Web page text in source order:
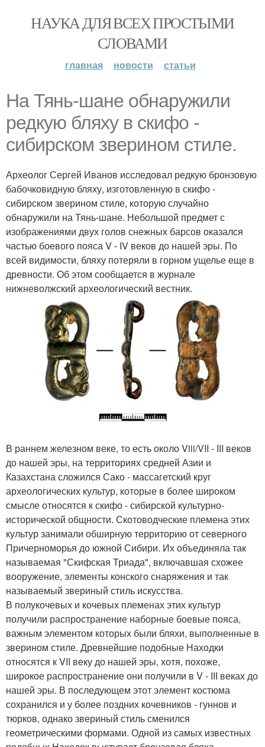
НАУКА ДЛЯ ВСЕХ ПРОСТЫМИ
СЛОВАМИ
главная новости статьи
На Тянь-шане обнаружили
редкую бляху в скифо -
сибирском зверином стиле.
Археолог Сергей Иванов исследовал редкую бронзовую
бабочковидную бляху, изготовленную в скифо -
сибирском зверином стиле, которую случайно
обнаружили на Тянь-шане. Небольшой предмет с
изображениями двух голов снежных барсов оказался
частью боевого пояса V - IV веков до нашей эры. По
всей видимости, бляху потеряли в горном ущелье еще в
древности. Об этом сообщается в журнале
нижневолжский археологический вестник.
В раннем железном веке, то есть около Viii/VII - III веков
до нашей эры, на территориях средней Азии и
Казахстана сложился Сако - массагетский круг
археологических культур, которые в более широком
смысле относятся к скифо - сибирской культурно-
исторической общности. Скотоводческие племена этих
культур занимали обширную территорию от северного
Причерноморья до южной Сибири. Их объединяла так
называемая "Скифская Триада", включавшая схожее
вооружение, элементы конского снаряжения и так
называемый звериный стиль искусства.
В полукочевых и кочевых племенах этих культур
получили распространение наборные боевые пояса,
важным элементом которых были бляхи, выполненные в
зверином стиле. Древнейшие подобные Находки
относятся к VII веку до нашей эры, хотя, похоже,
широкое распространение они получили в V - III веках до
нашей эры. В последующем этот элемент костюма
сохранился и у более поздних кочевников - гуннов и
тюрков, однако звериный стиль сменился
геометрическими формами. Одной из самых известных